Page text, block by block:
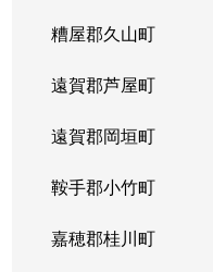
糟屋郡久山町
遠賀郡芦屋町
遠賀郡岡垣町
鞍手郡小竹町
嘉穂郡桂川町